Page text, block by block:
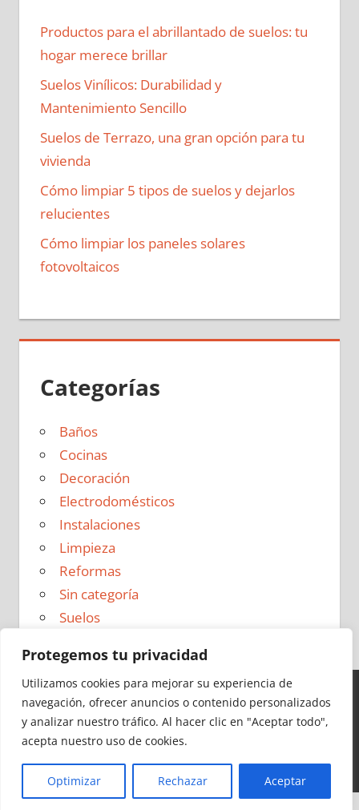
Protegemos tu privacidad
Utilizamos cookies para mejorar su experiencia de
navegación, ofrecer anuncios o contenido personalizados
y analizar nuestro tráfico. Al hacer clic en "Aceptar todo",
acepta nuestro uso de cookies.
Optimizar Rechazar Aceptar
Productos para el abrillantado de suelos: tu
hogar merece brillar
Suelos Vinílicos: Durabilidad y
Mantenimiento Sencillo
Suelos de Terrazo, una gran opción para tu
vivienda
Cómo limpiar 5 tipos de suelos y dejarlos
relucientes
Cómo limpiar los paneles solares
fotovoltaicos
Categorías
Baños
Cocinas
Decoración
Electrodomésticos
Instalaciones
Limpieza
Reformas
Sin categoría
Suelos
Ideas para Reformas en 2026 - Todos los derechos
reservados -Política de Privacidad |Aviso Legal|Política
CerrarMás información|Y más|Y más